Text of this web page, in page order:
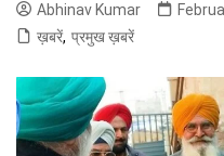
Abhinav Kumar
ख़बरें, प्रमुख ख़बरें